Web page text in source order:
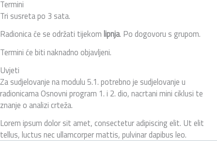
Termini
Tri susreta po 3 sata.
Radionica će se održati tijekom lipnja. Po dogovoru s grupom.
Termini će biti naknadno objavljeni.
Uvjeti
Za sudjelovanje na modulu 5.1. potrebno je sudjelovanje u
radionicama Osnovni program 1. i 2. dio, nacrtani mini ciklusi te
znanje o analizi crteža.
Lorem ipsum dolor sit amet, consectetur adipiscing elit. Ut elit
tellus, luctus nec ullamcorper mattis, pulvinar dapibus leo.